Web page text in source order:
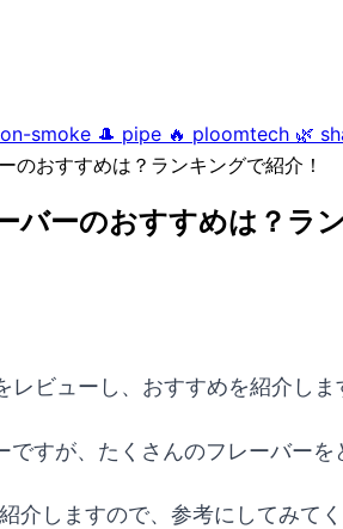
smoke 🎩 pipe 🔥 ploomtech 🌿
のおすすめは？ランキングで紹介！
バーのおすすめは？ラ
ビューし、おすすめを紹介しま
すが、たくさんのフレーバーを
介しますので、参考にしてみてく